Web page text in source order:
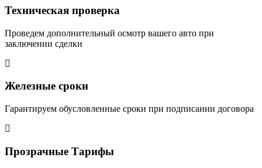
Техническая проверка
Проведем дополнительный осмотр вашего авто при
заключении сделки
Железные сроки
Гарантируем обусловленные сроки при подписании договора
Прозрачные Тарифы